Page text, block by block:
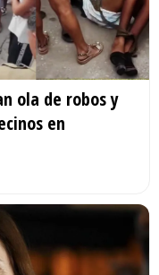
ola de robos y
en